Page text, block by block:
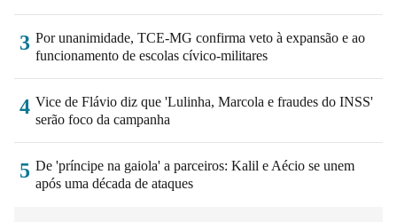
3 Por unanimidade, TCE-MG confirma veto à expansão e ao
funcionamento de escolas cívico-militares
4 Vice de Flávio diz que 'Lulinha, Marcola e fraudes do INSS'
serão foco da campanha
5 De 'príncipe na gaiola' a parceiros: Kalil e Aécio se unem
após uma década de ataques